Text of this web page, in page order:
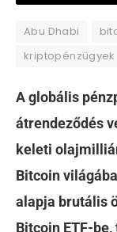
Abu Dhabi
kriptopénzügyek
A globális
átrendeződés
keleti
Bitcoin
alapja brutális
Bitcoin ETF-